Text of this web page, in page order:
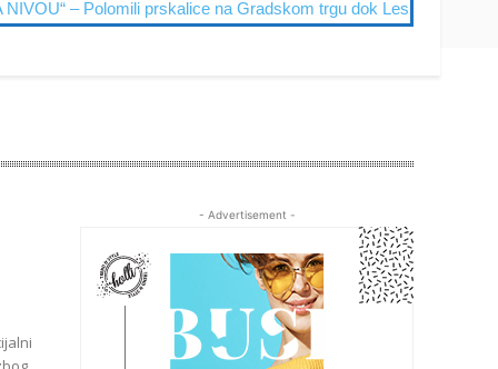
prskalice na Gradskom trgu dok Leskovac gori od vrućine
- Advertisement -